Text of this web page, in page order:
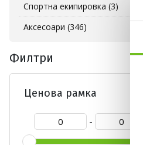
Спортна екипировка (3)
Аксесоари (346)
Филтри
Ценова рамка
-